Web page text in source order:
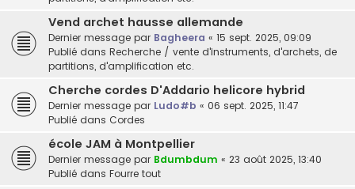
Vend archet hausse allemande
Dernier message par Bagheera « 15 sept. 2025, 09:09
Publié dans Recherche / vente d'instruments, d'archets, de
partitions, d'amplification etc.
Cherche cordes D'Addario helicore hybrid
Dernier message par Ludo#b « 06 sept. 2025, 11:47
Publié dans Cordes
école JAM à Montpellier
Dernier message par Bdumbdum « 23 août 2025, 13:40
Publié dans Fourre tout